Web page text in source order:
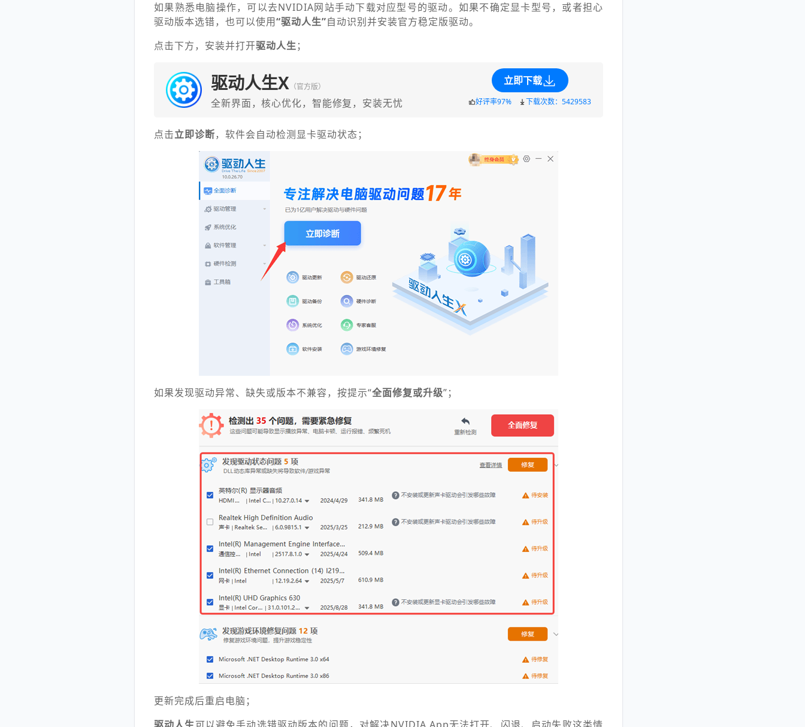
如果熟悉电脑操作，可以去NVIDIA网站手动下载对应型号的驱动。如果不确定显卡型号，或者担心
驱动版本选错，也可以使用“驱动人生”自动识别并安装官方稳定版驱动。
点击下方，安装并打开驱动人生；
驱动人生X （官方版）
全新界面，核心优化，智能修复，安装无忧
立即下载
好评率97% 下载次数：5429583
点击立即诊断，软件会自动检测显卡驱动状态；
如果发现驱动异常、缺失或版本不兼容，按提示“全面修复或升级”；
更新完成后重启电脑；